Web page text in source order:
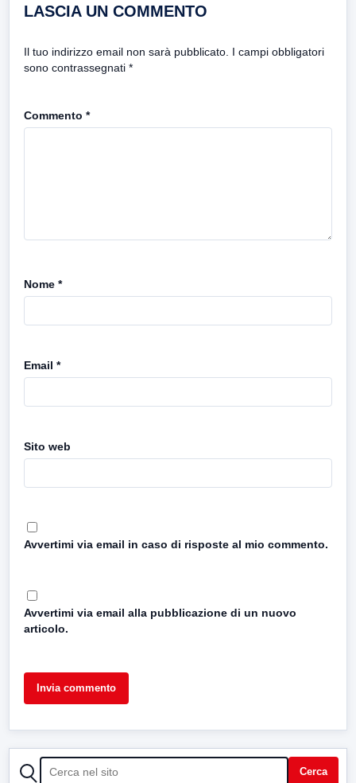
LASCIA UN COMMENTO
Il tuo indirizzo email non sarà pubblicato. I campi obbligatori
sono contrassegnati *
Commento *
Nome *
Email *
Sito web
Avvertimi via email in caso di risposte al mio commento.
Avvertimi via email alla pubblicazione di un nuovo
articolo.
CERCA Cerca